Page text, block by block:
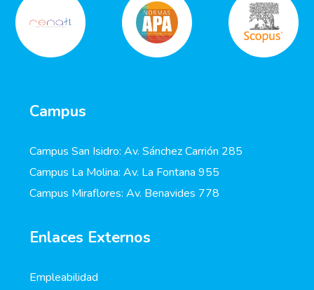
Campus
Campus San Isidro: Av. Sánchez Carrión 285
Campus La Molina: Av. La Fontana 955
Campus Miraflores: Av. Benavides 778
Enlaces Externos
Empleabilidad